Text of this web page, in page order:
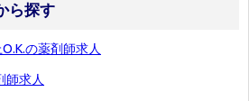
ら探す
の薬剤師求人
師求人